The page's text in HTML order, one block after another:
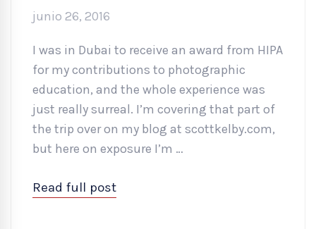
junio 26, 2016
I was in Dubai to receive an award from HIPA
for my contributions to photographic
education, and the whole experience was
just really surreal. I’m covering that part of
the trip over on my blog at scottkelby.com,
but here on exposure I’m …
Read full post